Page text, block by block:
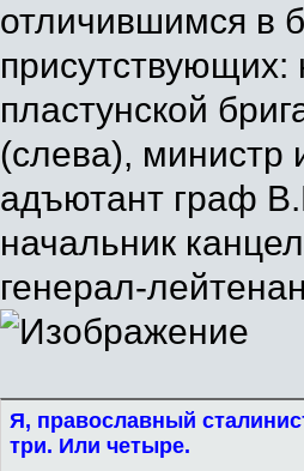
отличившимся в
присутствующих:
пластунской
(слева), министр
адъютант граф
начальник
генерал-
Я, православный
три. Или четыре.